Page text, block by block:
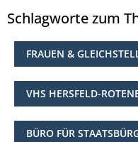
Schlagworte zum
FRAUEN &
VHS HERSFELD-
BÜRO FÜR